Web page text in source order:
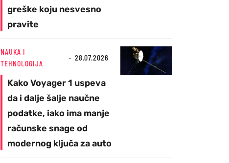
greške koju nesvesno
pravite
NAUKA I
TEHNOLOGIJA
28.07.2026
Kako Voyager 1 uspeva
da i dalje šalje naučne
podatke, iako ima manje
računske snage od
modernog ključa za auto